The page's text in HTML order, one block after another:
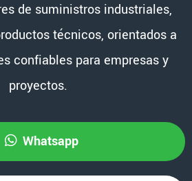
de suministros industriales,
técnicos, orientados a
confiables para empresas y
proyectos.
Whatsapp